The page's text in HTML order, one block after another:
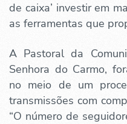
de caixa’ investir em
as ferramentas que
A Pastoral da
Senhora do Carmo,
no meio de um
transmissões com
“O número de